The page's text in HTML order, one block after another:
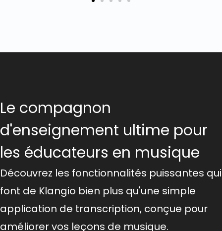
Le compagnon
d'enseignement ultime pour
les éducateurs en musique
Découvrez les fonctionnalités puissantes qui
font de Klangio bien plus qu'une simple
application de transcription, conçue pour
améliorer vos leçons de musique.